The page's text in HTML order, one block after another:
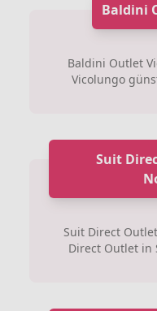
Baldini
Baldini Outlet
Vicolungo
Suit
Suit Direct
Direct Outlet in